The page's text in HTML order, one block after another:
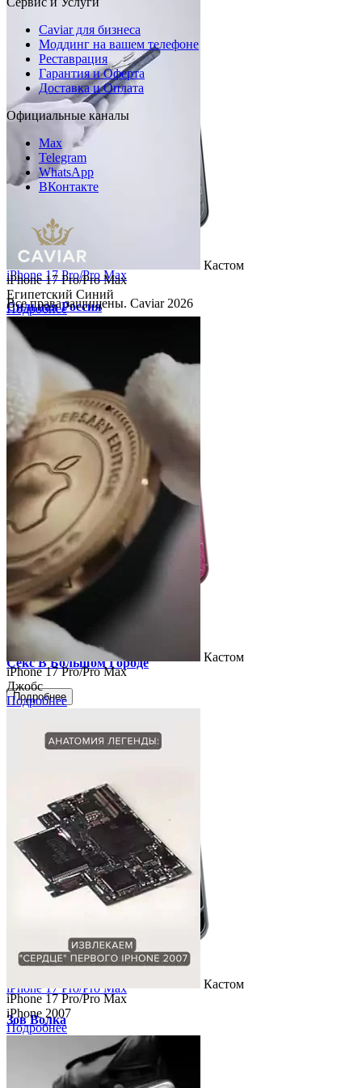
Кастом
iPhone 17 Pro/Pro Max
Сильная Россия
Подробнее
Легкий Кастом
iPhone 17 Pro/Pro Max
Секс В Большом Городе
Подробнее
iPhone 17 Pro/Pro Max
Зов Волка
Кастом
iPhone 17 Pro/Pro Max
Египетский Синий
Подробнее
Кастом
iPhone 17 Pro/Pro Max
Джобс
Подробнее
Кастом
iPhone 17 Pro/Pro Max
iPhone 2007
Подробнее
Caviar для бизнеса
Моддинг на вашем телефоне
Реставрация
Гарантия и Оферта
Доставка и Оплата
Официальные каналы
Max
Telegram
WhatsApp
ВКонтакте
Все права защищены. Caviar 2026